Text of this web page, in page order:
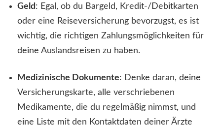
Geld: Egal, ob du Bargeld, Kredit-/Debitkarten
oder eine Reiseversicherung bevorzugst, es ist
wichtig, die richtigen Zahlungsmöglichkeiten für
deine Auslandsreisen zu haben.
Medizinische Dokumente: Denke daran, deine
Versicherungskarte, alle verschriebenen
Medikamente, die du regelmäßig nimmst, und
eine Liste mit den Kontaktdaten deiner Ärzte